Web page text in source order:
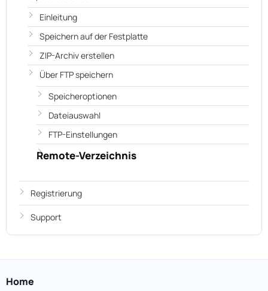
Einleitung
Speichern auf der Festplatte
ZIP-Archiv erstellen
Über FTP speichern
Speicheroptionen
Dateiauswahl
FTP-Einstellungen
Remote-Verzeichnis
Registrierung
Support
Home